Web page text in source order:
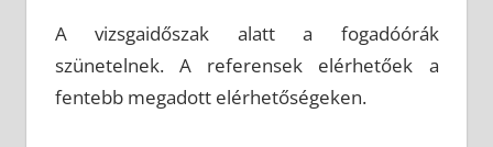
A vizsgaidőszak alatt a fogadóórák
szünetelnek. A referensek elérhetőek a
fentebb megadott elérhetőségeken.